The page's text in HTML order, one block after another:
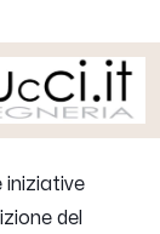
iniziative
del